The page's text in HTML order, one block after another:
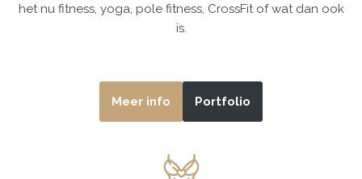
het nu fitness, yoga, pole fitness, CrossFit of wat dan ook
is.
Meer info Portfolio